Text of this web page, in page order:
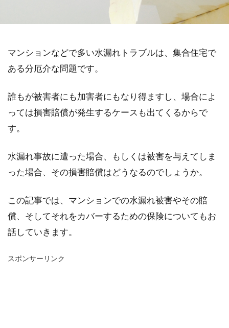
マンションなどで多い水漏れトラブルは、集合住宅で
ある分厄介な問題です。
誰もが被害者にも加害者にもなり得ますし、場合によ
っては損害賠償が発生するケースも出てくるからで
す。
水漏れ事故に遭った場合、もしくは被害を与えてしま
った場合、その損害賠償はどうなるのでしょうか。
この記事では、マンションでの水漏れ被害やその賠
償、そしてそれをカバーするための保険についてもお
話していきます。
スポンサーリンク